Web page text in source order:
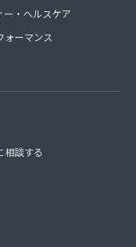
ー・ヘルスケア
ォーマンス
相談する